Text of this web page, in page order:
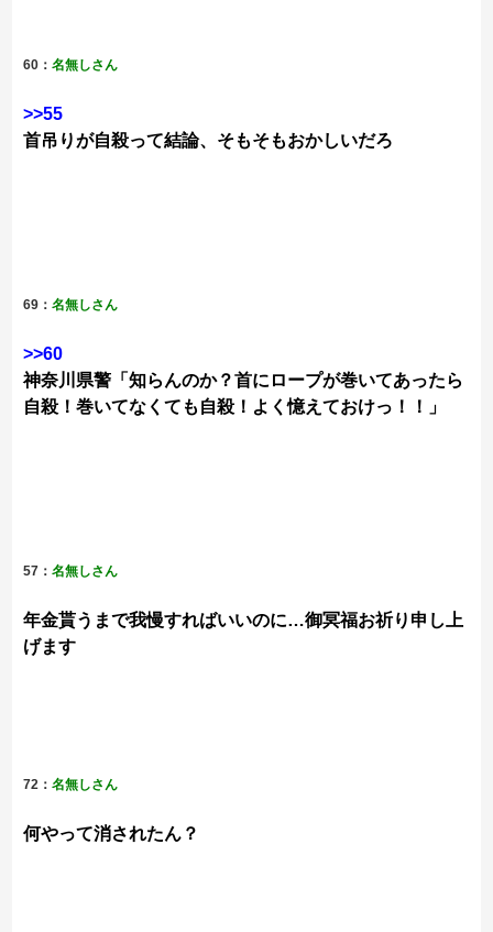
60：名無しさん
>>55
首吊りが自殺って結論、そもそもおかしいだろ
69：名無しさん
>>60
神奈川県警「知らんのか？首にロープが巻いてあったら
自殺！巻いてなくても自殺！よく憶えておけっ！！」
57：名無しさん
年金貰うまで我慢すればいいのに…御冥福お祈り申し上
げます
72：名無しさん
何やって消されたん？